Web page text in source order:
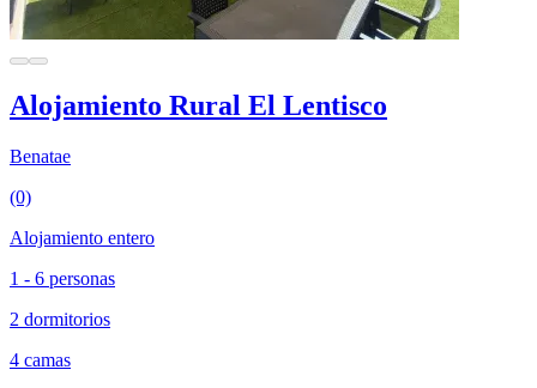
Alojamiento Rural El Lentisco
Benatae
(0)
Alojamiento entero
1 - 6 personas
2 dormitorios
4 camas